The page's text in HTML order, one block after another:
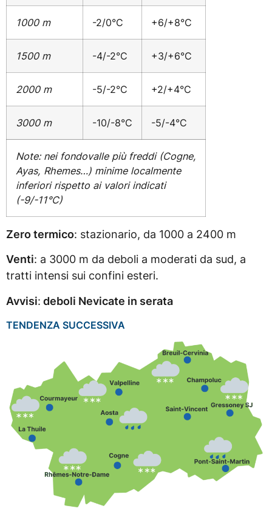
1000 m -2/0°C +6/+8°C
1500 m -4/-2°C +3/+6°C
2000 m -5/-2°C +2/+4°C
3000 m -10/-8°C -5/-4°C
Note: nei fondovalle più freddi (Cogne,
Ayas, Rhemes…) minime localmente
inferiori rispetto ai valori indicati
(-9/-11°C)
Zero termico: stazionario, da 1000 a 2400 m
Venti: a 3000 m da deboli a moderati da sud, a
tratti intensi sui confini esteri.
Avvisi: deboli Nevicate in serata
TENDENZA SUCCESSIVA